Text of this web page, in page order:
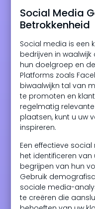
Social Media
Betrokkenheid
Social media is een
bedrijven in
hun doelgroep en
Platforms zoals
biwaalwijkn tal van
te promoten en
regelmatig
plaatsen, kunt u uw
inspireren.
Een effectieve
het identificeren
begrijpen van hun
Gebruik
sociale media-
te creëren die